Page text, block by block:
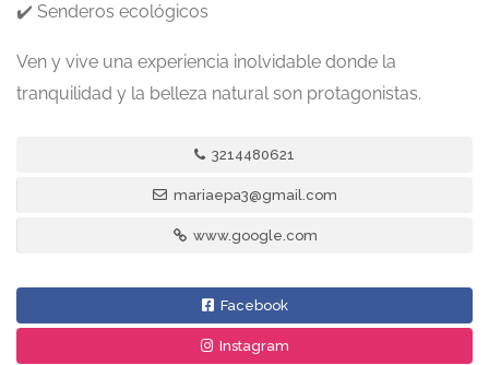
✔️ Senderos ecológicos
Ven y vive una experiencia inolvidable donde la
tranquilidad y la belleza natural son protagonistas.
3214480621
mariaepa3@gmail.com
www.google.com
Facebook
Instagram